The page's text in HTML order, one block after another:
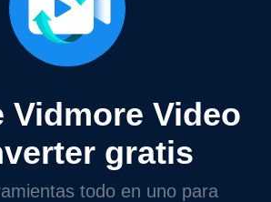
Vidmore Video
gratis
todo en uno para